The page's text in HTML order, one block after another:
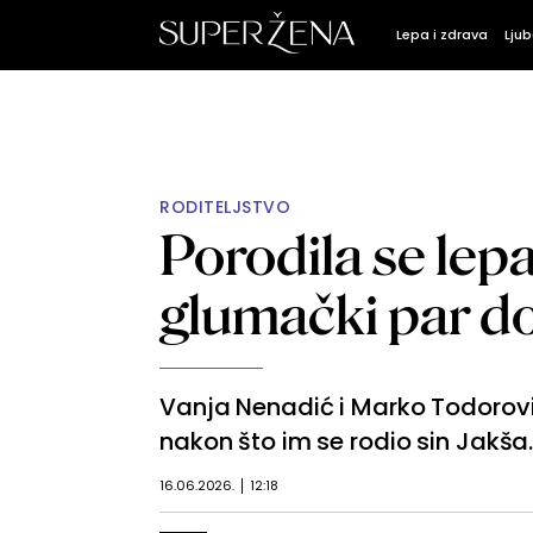
Lepa i zdrava
RODITELJSTVO
Porodila se
glumački par
Vanja Nenadić i Marko
nakon što im se rodio sin Jakša.
16.06.2026. 12:18